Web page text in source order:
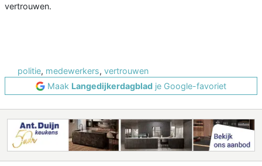
vertrouwen.
politie, medewerkers, vertrouwen
Maak Langedijkerdagblad je Google-favoriet